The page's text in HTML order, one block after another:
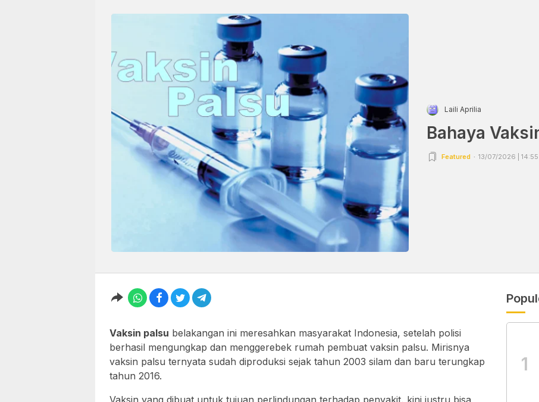
Laili Aprilia
Bahaya
Featured 13/07/2026 | 14:55
Vaksin palsu belakangan ini meresahkan masyarakat Indonesia, setelah polisi
berhasil mengungkap dan menggerebek rumah pembuat vaksin palsu. Mirisnya
vaksin palsu ternyata sudah diproduksi sejak tahun 2003 silam dan baru terungkap
tahun 2016.
1